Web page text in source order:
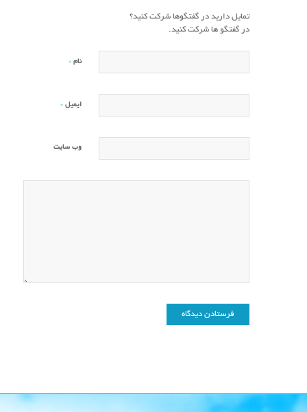
تمایل دارید در گفتگوها شرکت کنید؟
در گفتگو ها شرکت کنید.
نام *
ایمیل *
وب‌ سایت